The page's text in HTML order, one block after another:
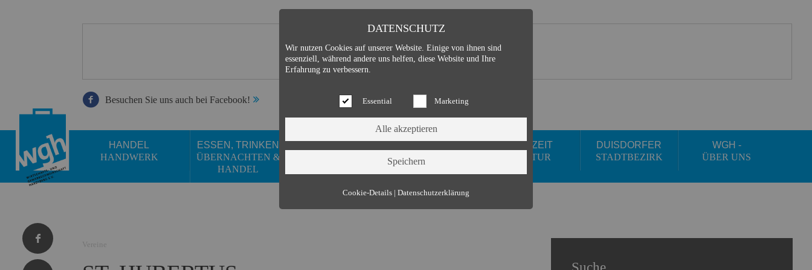
Besuchen Sie uns auch bei Facebook!
HANDEL
HANDWERK
ESSEN, TRINKEN
ÜBERNACHTEN &
HANDEL
FREIZEIT
KULTUR
DUISDORFER
STADTBEZIRK
WGH -
ÜBER UNS
Vereine
DATENSCHUTZ
Wir nutzen Cookies auf unserer Website. Einige von ihnen sind
essenziell, während andere uns helfen, diese Website und Ihre
Erfahrung zu verbessern.
Essential Marketing
Essential (3)
Name:
Cookie Hinweis
Cookie-Details | Datenschutzerklärung